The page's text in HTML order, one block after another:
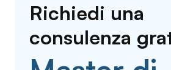
Richiedi una
consulenza